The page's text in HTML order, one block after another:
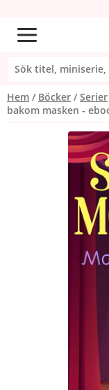
Hem Böcker Serier
bakom masken -